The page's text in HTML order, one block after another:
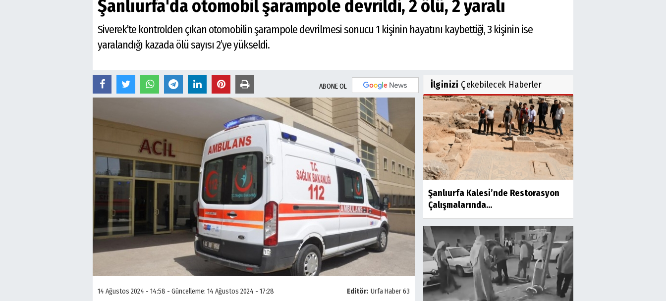
Şanlıurfa'da otomobil şarampole devrildi, 2 ölü, 2 yaralı
Siverek’te kontrolden çıkan otomobilin şarampole devrilmesi sonucu 1 kişinin hayatını kaybettiği, 3 kişinin ise
yaralandığı kazada ölü sayısı 2’ye yükseldi.
ABONE OL
Editör: Urfa Haber 63
14 Ağustos 2024 - 14:58 - Güncelleme: 14 Ağustos 2024 - 17:28
İlginizi Çekebilecek Haberler
Şanlıurfa Kalesi’nde Restorasyon
Çalışmalarında...